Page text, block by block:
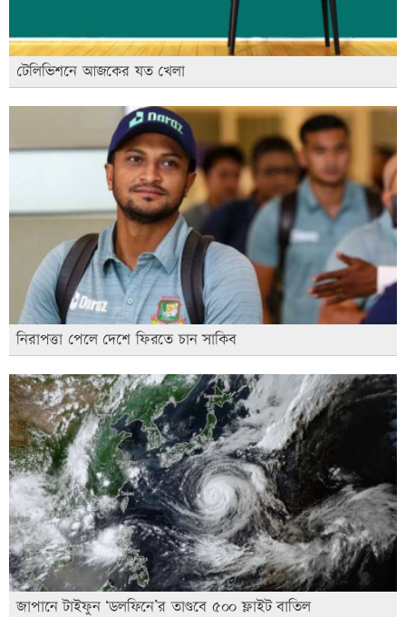
টেলিভিশনে আজকের যত খেলা
নিরাপত্তা পেলে দেশে ফিরতে চান সাকিব
জাপানে টাইফুন ‘ডলফিনে’র তাণ্ডবে ৫০০ ফ্লাইট বাতিল